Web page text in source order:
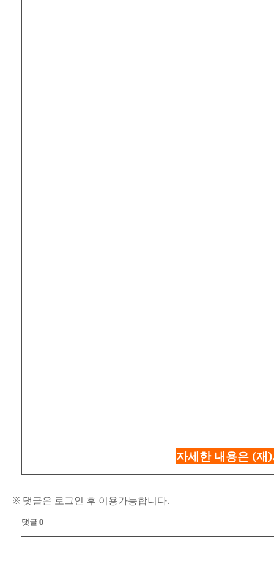
자세한 내용은 (
※ 댓글은 로그인 후 이용가능합니다.
댓글 0